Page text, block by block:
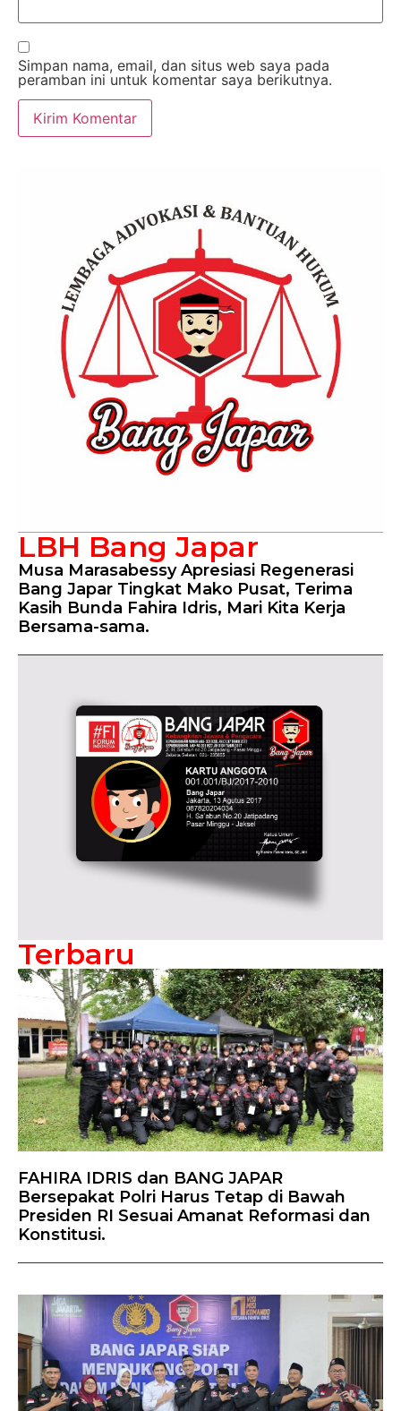
Simpan nama, email, dan situs web saya pada
peramban ini untuk komentar saya berikutnya.
LBH Bang Japar
Musa Marasabessy Apresiasi Regenerasi
Bang Japar Tingkat Mako Pusat, Terima
Kasih Bunda Fahira Idris, Mari Kita Kerja
Bersama-sama.
Terbaru
FAHIRA IDRIS dan BANG JAPAR
Bersepakat Polri Harus Tetap di Bawah
Presiden RI Sesuai Amanat Reformasi dan
Konstitusi.